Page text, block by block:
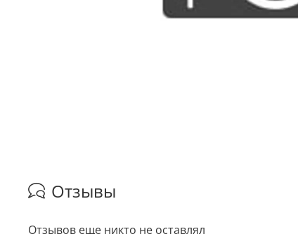
Отзывы
Отзывов еще никто не оставлял